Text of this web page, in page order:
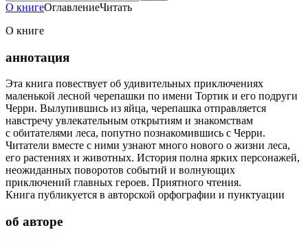
О книгеОглавлениеЧитать
О книге
аннотация
Эта книга повествует об удивительных приключениях
маленькой лесной черепашки по имени Тортик и его подруги
Черри. Вылупившись из яйца, черепашка отправляется
навстречу увлекательным открытиям и знакомствам
с обитателями леса, попутно познакомившись с Черри.
Читатели вместе с ними узнают много нового о жизни леса,
его растениях и животных. История полна ярких персонажей,
неожиданных поворотов событий и волнующих
приключений главных героев. Приятного чтения.
Книга публикуется в авторской орфографии и пунктуации
об авторе